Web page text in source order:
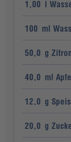
1,00 l
100 ml
50,0 g
40,0 ml
12,0 g
20,0 g